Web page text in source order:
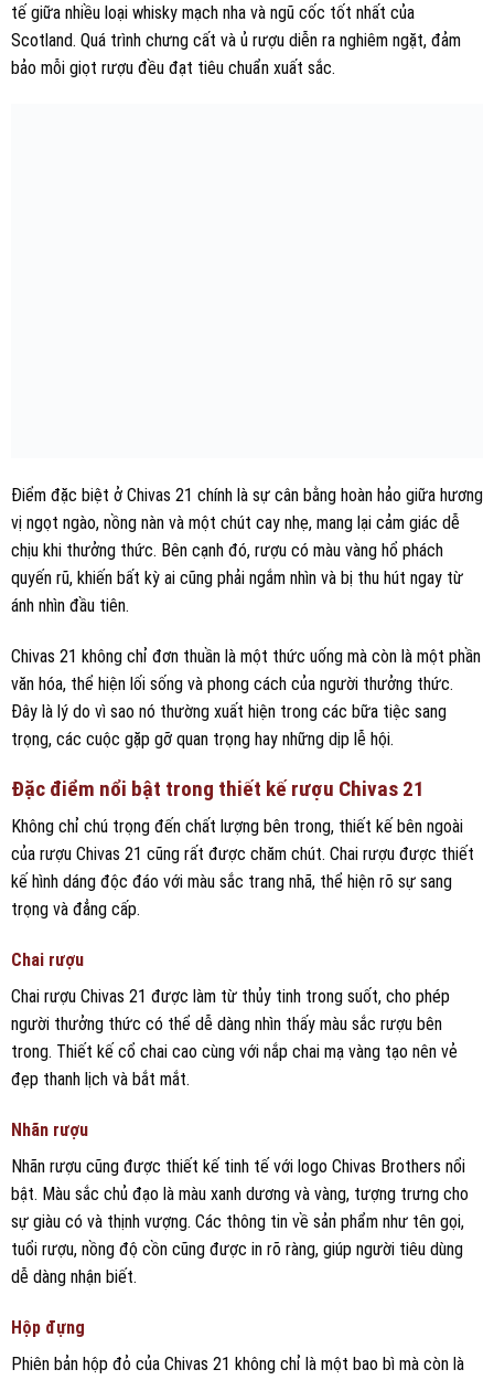
tế giữa nhiều loại whisky mạch nha và ngũ cốc tốt nhất của
Scotland. Quá trình chưng cất và ủ rượu diễn ra nghiêm ngặt, đảm
bảo mỗi giọt rượu đều đạt tiêu chuẩn xuất sắc.
Điểm đặc biệt ở Chivas 21 chính là sự cân bằng hoàn hảo giữa hương
vị ngọt ngào, nồng nàn và một chút cay nhẹ, mang lại cảm giác dễ
chịu khi thưởng thức. Bên cạnh đó, rượu có màu vàng hổ phách
quyến rũ, khiến bất kỳ ai cũng phải ngắm nhìn và bị thu hút ngay từ
ánh nhìn đầu tiên.
Chivas 21 không chỉ đơn thuần là một thức uống mà còn là một phần
văn hóa, thể hiện lối sống và phong cách của người thưởng thức.
Đây là lý do vì sao nó thường xuất hiện trong các bữa tiệc sang
trọng, các cuộc gặp gỡ quan trọng hay những dịp lễ hội.
Đặc điểm nổi bật trong thiết kế rượu Chivas 21
Không chỉ chú trọng đến chất lượng bên trong, thiết kế bên ngoài
của rượu Chivas 21 cũng rất được chăm chút. Chai rượu được thiết
kế hình dáng độc đáo với màu sắc trang nhã, thể hiện rõ sự sang
trọng và đẳng cấp.
Chai rượu
Chai rượu Chivas 21 được làm từ thủy tinh trong suốt, cho phép
người thưởng thức có thể dễ dàng nhìn thấy màu sắc rượu bên
trong. Thiết kế cổ chai cao cùng với nắp chai mạ vàng tạo nên vẻ
đẹp thanh lịch và bắt mắt.
Nhãn rượu
Nhãn rượu cũng được thiết kế tinh tế với logo Chivas Brothers nổi
bật. Màu sắc chủ đạo là màu xanh dương và vàng, tượng trưng cho
sự giàu có và thịnh vượng. Các thông tin về sản phẩm như tên gọi,
tuổi rượu, nồng độ cồn cũng được in rõ ràng, giúp người tiêu dùng
dễ dàng nhận biết.
Hộp đựng
Phiên bản hộp đỏ của Chivas 21 không chỉ là một bao bì mà còn là